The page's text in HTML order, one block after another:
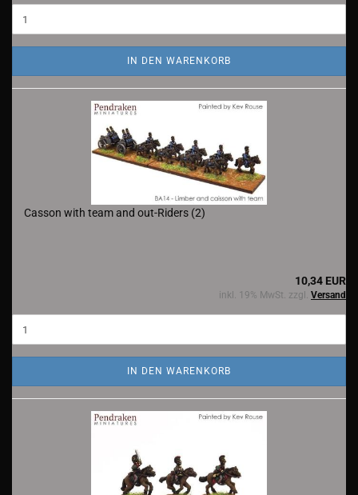
IN DEN WARENKORB
Casson with team and out-Riders (2)
10,34 EUR
inkl. 19% MwSt. zzgl. Versand
IN DEN WARENKORB